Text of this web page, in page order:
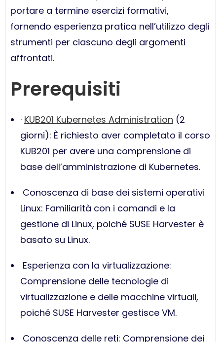
portare a termine esercizi formativi,
fornendo esperienza pratica nell’utilizzo degli
strumenti per ciascuno degli argomenti
affrontati.
Prerequisiti
· KUB201 Kubernetes Administration (2
giorni): È richiesto aver completato il corso
KUB201 per avere una comprensione di
base dell’amministrazione di Kubernetes.
Conoscenza di base dei sistemi operativi
Linux: Familiarità con i comandi e la
gestione di Linux, poiché SUSE Harvester è
basato su Linux.
Esperienza con la virtualizzazione:
Comprensione delle tecnologie di
virtualizzazione e delle macchine virtuali,
poiché SUSE Harvester gestisce VM.
Conoscenza delle reti: Comprensione dei